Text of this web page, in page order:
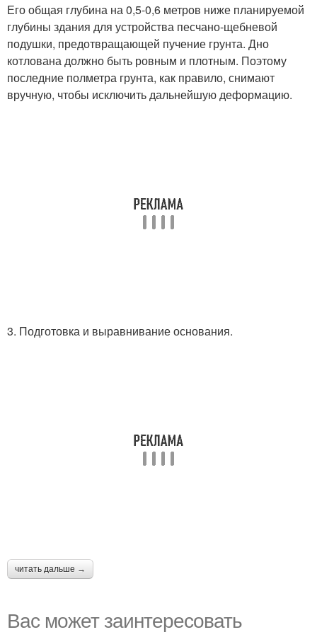
Его общая глубина на 0,5-0,6 метров ниже планируемой
глубины здания для устройства песчано-щебневой
подушки, предотвращающей пучение грунта. Дно
котлована должно быть ровным и плотным. Поэтому
последние полметра грунта, как правило, снимают
вручную, чтобы исключить дальнейшую деформацию.
3. Подготовка и выравнивание основания.
читать дальше →
Вас может заинтересовать